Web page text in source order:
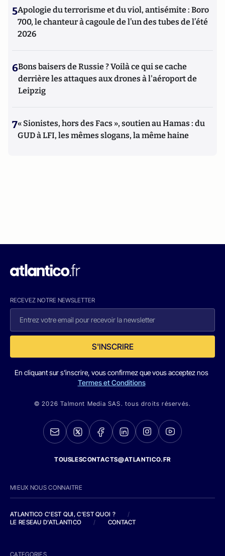
5Apologie du terrorisme et du viol, antisémite : Boro
700, le chanteur à cagoule de l’un des tubes de l’été
2026
6Bons baisers de Russie ? Voilà ce qui se cache
derrière les attaques aux drones à l'aéroport de
Leipzig
7« Sionistes, hors des Facs », soutien au Hamas : du
GUD à LFI, les mêmes slogans, la même haine
RECEVEZ NOTRE NEWSLETTER
S'INSCRIRE
En cliquant sur s'inscrire, vous confirmez que vous acceptez nos
Termes et Conditions
© 2026 Talmont Media SAS. tous droits réservés.
TOUSLESCONTACTS@ATLANTICO.FR
MIEUX NOUS CONNAITRE
ATLANTICO C'EST QUI, C'EST QUOI ?
/
LE RESEAU D'ATLANTICO
/ CONTACT
CATEGORIES